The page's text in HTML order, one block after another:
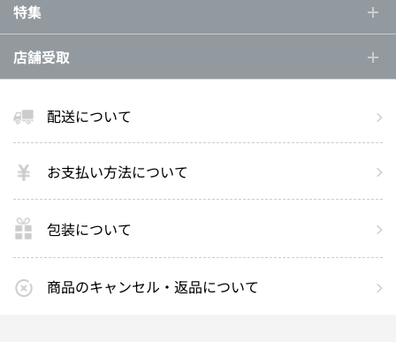
特集
店舗受取
配送について
お支払い方法について
包装について
商品のキャンセル・返品について